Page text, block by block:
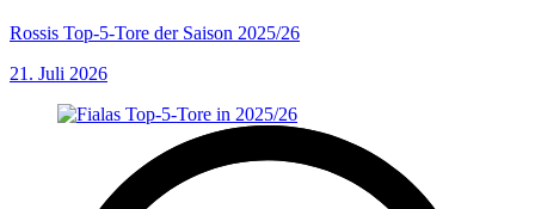
Rossis Top-5-Tore der Saison 2025/26
21. Juli 2026